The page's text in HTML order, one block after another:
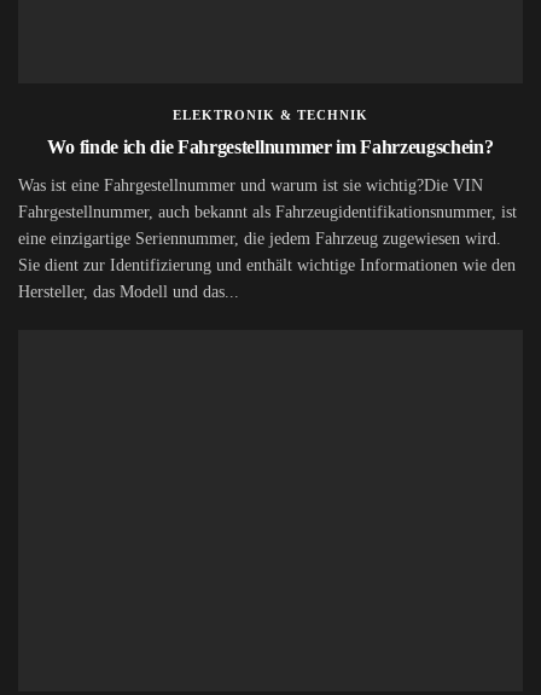
ELEKTRONIK & TECHNIK
Wo finde ich die Fahrgestellnummer im Fahrzeugschein?
Was ist eine Fahrgestellnummer und warum ist sie wichtig?Die VIN
Fahrgestellnummer, auch bekannt als Fahrzeugidentifikationsnummer, ist
eine einzigartige Seriennummer, die jedem Fahrzeug zugewiesen wird.
Sie dient zur Identifizierung und enthält wichtige Informationen wie den
Hersteller, das Modell und das...